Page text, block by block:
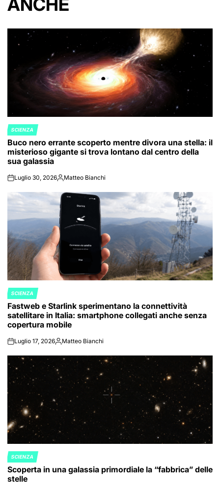
ANCHE
POSTED
IN
SCIENZA
Buco nero errante scoperto mentre divora una stella: il
misterioso gigante si trova lontano dal centro della
sua galassia
onLuglio 30, 2026Posted
Matteo Bianchi
POSTED
IN
SCIENZA
Fastweb e Starlink sperimentano la connettività
satellitare in Italia: smartphone collegati anche senza
copertura mobile
onLuglio 17, 2026Posted
Matteo Bianchi
POSTED
IN
SCIENZA
Scoperta in una galassia primordiale la “fabbrica” delle
stelle